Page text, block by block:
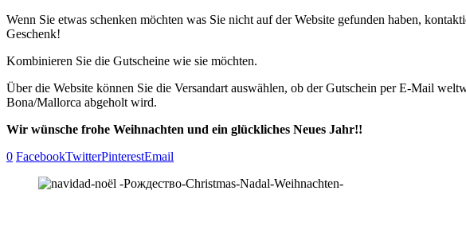
Wenn Sie etwas schenken möchten was Sie nicht auf der Website gefunden haben,
Geschenk!
Kombinieren Sie die Gutscheine wie sie möchten.
Über die Website können Sie die Versandart auswählen, ob der Gutschein per E-Mail
Bona/Mallorca abgeholt wird.
Wir wünsche frohe Weihnachten und ein glückliches Neues Jahr!!
0 FacebookTwitterPinterestEmail